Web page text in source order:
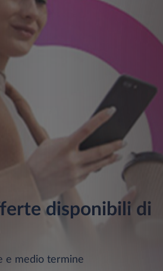
disponibili di
e medio termine